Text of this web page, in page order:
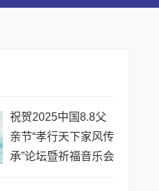
祝贺2025中国8.8父
亲节“孝行天下家风传
承”论坛暨祈福音乐会